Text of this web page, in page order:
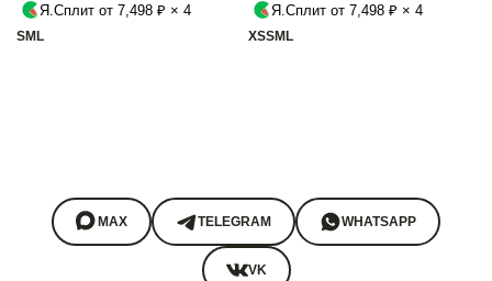
Я.Сплит от 7,498 ₽ × 4
SM L
Я.Сплит от 7,498 ₽ × 4
XSSM L
MAX TELEGRAM WHATSAPP
VK